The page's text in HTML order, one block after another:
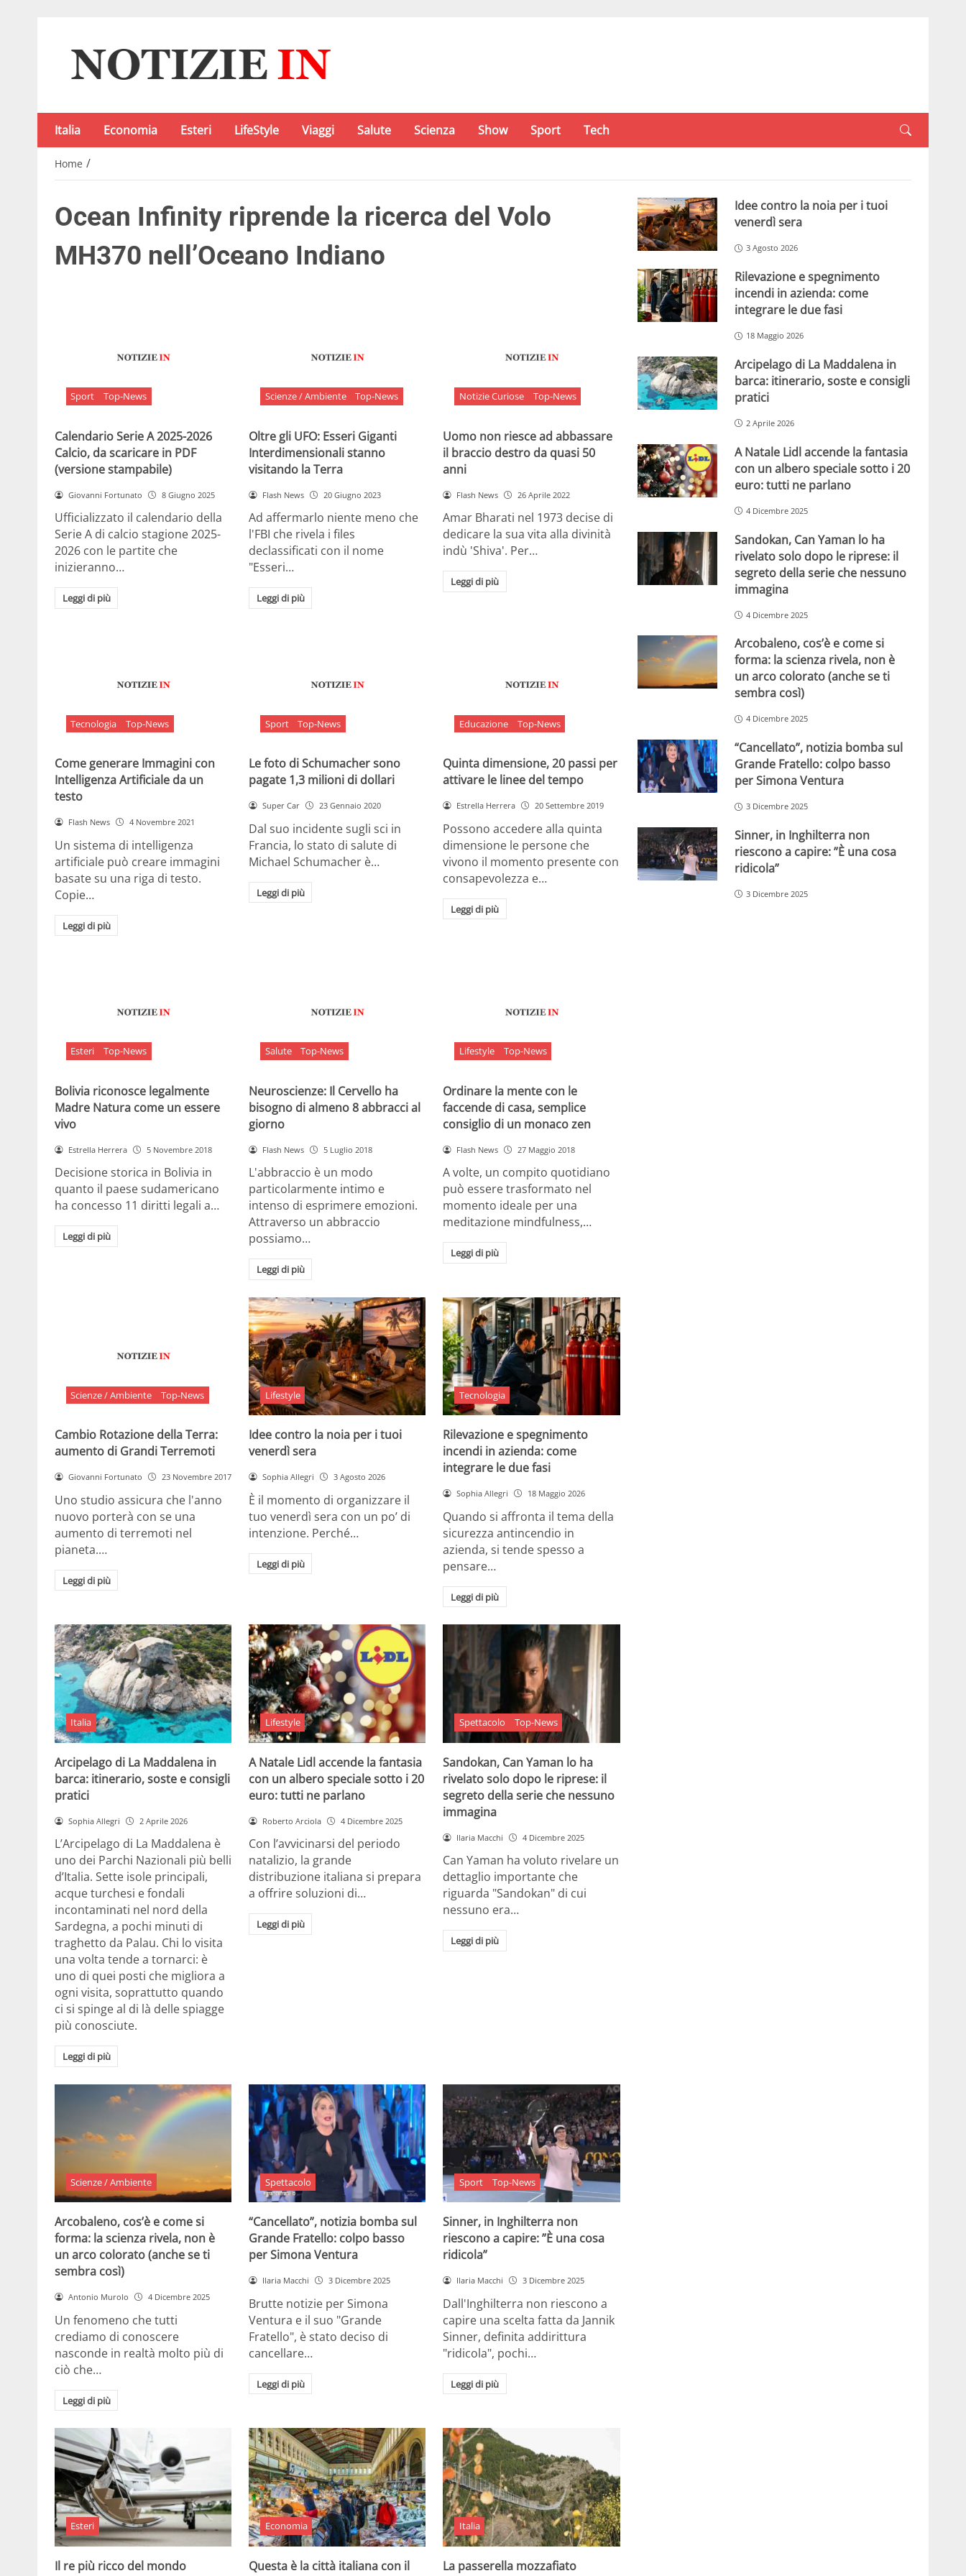
Italia Economia Esteri LifeStyle Viaggi Salute Scienza Show Sport Tech
Home /
Ocean Infinity riprende la ricerca del Volo
MH370 nell’Oceano Indiano
Sport Top-News
Calendario Serie A 2025-2026
Calcio, da scaricare in PDF
(versione stampabile)
Giovanni Fortunato 8 Giugno 2025
Ufficializzato il calendario della
Serie A di calcio stagione 2025-
2026 con le partite che
inizieranno…
Leggi di più
Scienze / Ambiente Top-News
Oltre gli UFO: Esseri Giganti
Interdimensionali stanno
visitando la Terra
Flash News 20 Giugno 2023
Ad affermarlo niente meno che
l'FBI che rivela i files
declassificati con il nome
"Esseri…
Leggi di più
Notizie Curiose Top-News
Uomo non riesce ad abbassare
il braccio destro da quasi 50
anni
Flash News 26 Aprile 2022
Amar Bharati nel 1973 decise di
dedicare la sua vita alla divinità
indù 'Shiva'. Per…
Leggi di più
Tecnologia Top-News
Come generare Immagini con
Intelligenza Artificiale da un
testo
Flash News 4 Novembre 2021
Un sistema di intelligenza
artificiale può creare immagini
basate su una riga di testo.
Copie…
Leggi di più
Sport Top-News
Le foto di Schumacher sono
pagate 1,3 milioni di dollari
Super Car 23 Gennaio 2020
Dal suo incidente sugli sci in
Francia, lo stato di salute di
Michael Schumacher è…
Leggi di più
Educazione Top-News
Quinta dimensione, 20 passi per
attivare le linee del tempo
Estrella Herrera 20 Settembre 2019
Possono accedere alla quinta
dimensione le persone che
vivono il momento presente con
consapevolezza e…
Leggi di più
Esteri Top-News
Bolivia riconosce legalmente
Madre Natura come un essere
vivo
Estrella Herrera 5 Novembre 2018
Decisione storica in Bolivia in
quanto il paese sudamericano
ha concesso 11 diritti legali a…
Leggi di più
Salute Top-News
Neuroscienze: Il Cervello ha
bisogno di almeno 8 abbracci al
giorno
Flash News 5 Luglio 2018
L'abbraccio è un modo
particolarmente intimo e
intenso di esprimere emozioni.
Attraverso un abbraccio
possiamo…
Leggi di più
Lifestyle Top-News
Ordinare la mente con le
faccende di casa, semplice
consiglio di un monaco zen
Flash News 27 Maggio 2018
A volte, un compito quotidiano
può essere trasformato nel
momento ideale per una
meditazione mindfulness,…
Leggi di più
Scienze / Ambiente Top-News
Cambio Rotazione della Terra:
aumento di Grandi Terremoti
Giovanni Fortunato 23 Novembre 2017
Uno studio assicura che l'anno
nuovo porterà con se una
aumento di terremoti nel
pianeta.…
Leggi di più
Lifestyle
Idee contro la noia per i tuoi
venerdì sera
Sophia Allegri 3 Agosto 2026
È il momento di organizzare il
tuo venerdì sera con un po’ di
intenzione. Perché…
Leggi di più
Tecnologia
Rilevazione e spegnimento
incendi in azienda: come
integrare le due fasi
Sophia Allegri 18 Maggio 2026
Quando si affronta il tema della
sicurezza antincendio in
azienda, si tende spesso a
pensare…
Leggi di più
Italia
Arcipelago di La Maddalena in
barca: itinerario, soste e consigli
pratici
Sophia Allegri 2 Aprile 2026
L’Arcipelago di La Maddalena è
uno dei Parchi Nazionali più belli
d’Italia. Sette isole principali,
acque turchesi e fondali
incontaminati nel nord della
Sardegna, a pochi minuti di
traghetto da Palau. Chi lo visita
una volta tende a tornarci: è
uno di quei posti che migliora a
ogni visita, soprattutto quando
ci si spinge al di là delle spiagge
più conosciute.
Leggi di più
Lifestyle
A Natale Lidl accende la fantasia
con un albero speciale sotto i 20
euro: tutti ne parlano
Roberto Arciola 4 Dicembre 2025
Con l’avvicinarsi del periodo
natalizio, la grande
distribuzione italiana si prepara
a offrire soluzioni di…
Leggi di più
Spettacolo Top-News
Sandokan, Can Yaman lo ha
rivelato solo dopo le riprese: il
segreto della serie che nessuno
immagina
Ilaria Macchi 4 Dicembre 2025
Can Yaman ha voluto rivelare un
dettaglio importante che
riguarda "Sandokan" di cui
nessuno era…
Leggi di più
Scienze / Ambiente
Arcobaleno, cos’è e come si
forma: la scienza rivela, non è
un arco colorato (anche se ti
sembra così)
Antonio Murolo 4 Dicembre 2025
Un fenomeno che tutti
crediamo di conoscere
nasconde in realtà molto più di
ciò che…
Leggi di più
Spettacolo
“Cancellato”, notizia bomba sul
Grande Fratello: colpo basso
per Simona Ventura
Ilaria Macchi 3 Dicembre 2025
Brutte notizie per Simona
Ventura e il suo "Grande
Fratello", è stato deciso di
cancellare…
Leggi di più
Sport Top-News
Sinner, in Inghilterra non
riescono a capire: ”È una cosa
ridicola”
Ilaria Macchi 3 Dicembre 2025
Dall'Inghilterra non riescono a
capire una scelta fatta da Jannik
Sinner, definita addirittura
"ridicola", pochi…
Leggi di più
Esteri
Il re più ricco del mondo
Economia
Questa è la città italiana con il
Italia
La passerella mozzafiato
Idee contro la noia per i tuoi
venerdì sera
3 Agosto 2026
Rilevazione e spegnimento
incendi in azienda: come
integrare le due fasi
18 Maggio 2026
Arcipelago di La Maddalena in
barca: itinerario, soste e consigli
pratici
2 Aprile 2026
A Natale Lidl accende la fantasia
con un albero speciale sotto i 20
euro: tutti ne parlano
4 Dicembre 2025
Sandokan, Can Yaman lo ha
rivelato solo dopo le riprese: il
segreto della serie che nessuno
immagina
4 Dicembre 2025
Arcobaleno, cos’è e come si
forma: la scienza rivela, non è
un arco colorato (anche se ti
sembra così)
4 Dicembre 2025
“Cancellato”, notizia bomba sul
Grande Fratello: colpo basso
per Simona Ventura
3 Dicembre 2025
Sinner, in Inghilterra non
riescono a capire: ”È una cosa
ridicola”
3 Dicembre 2025